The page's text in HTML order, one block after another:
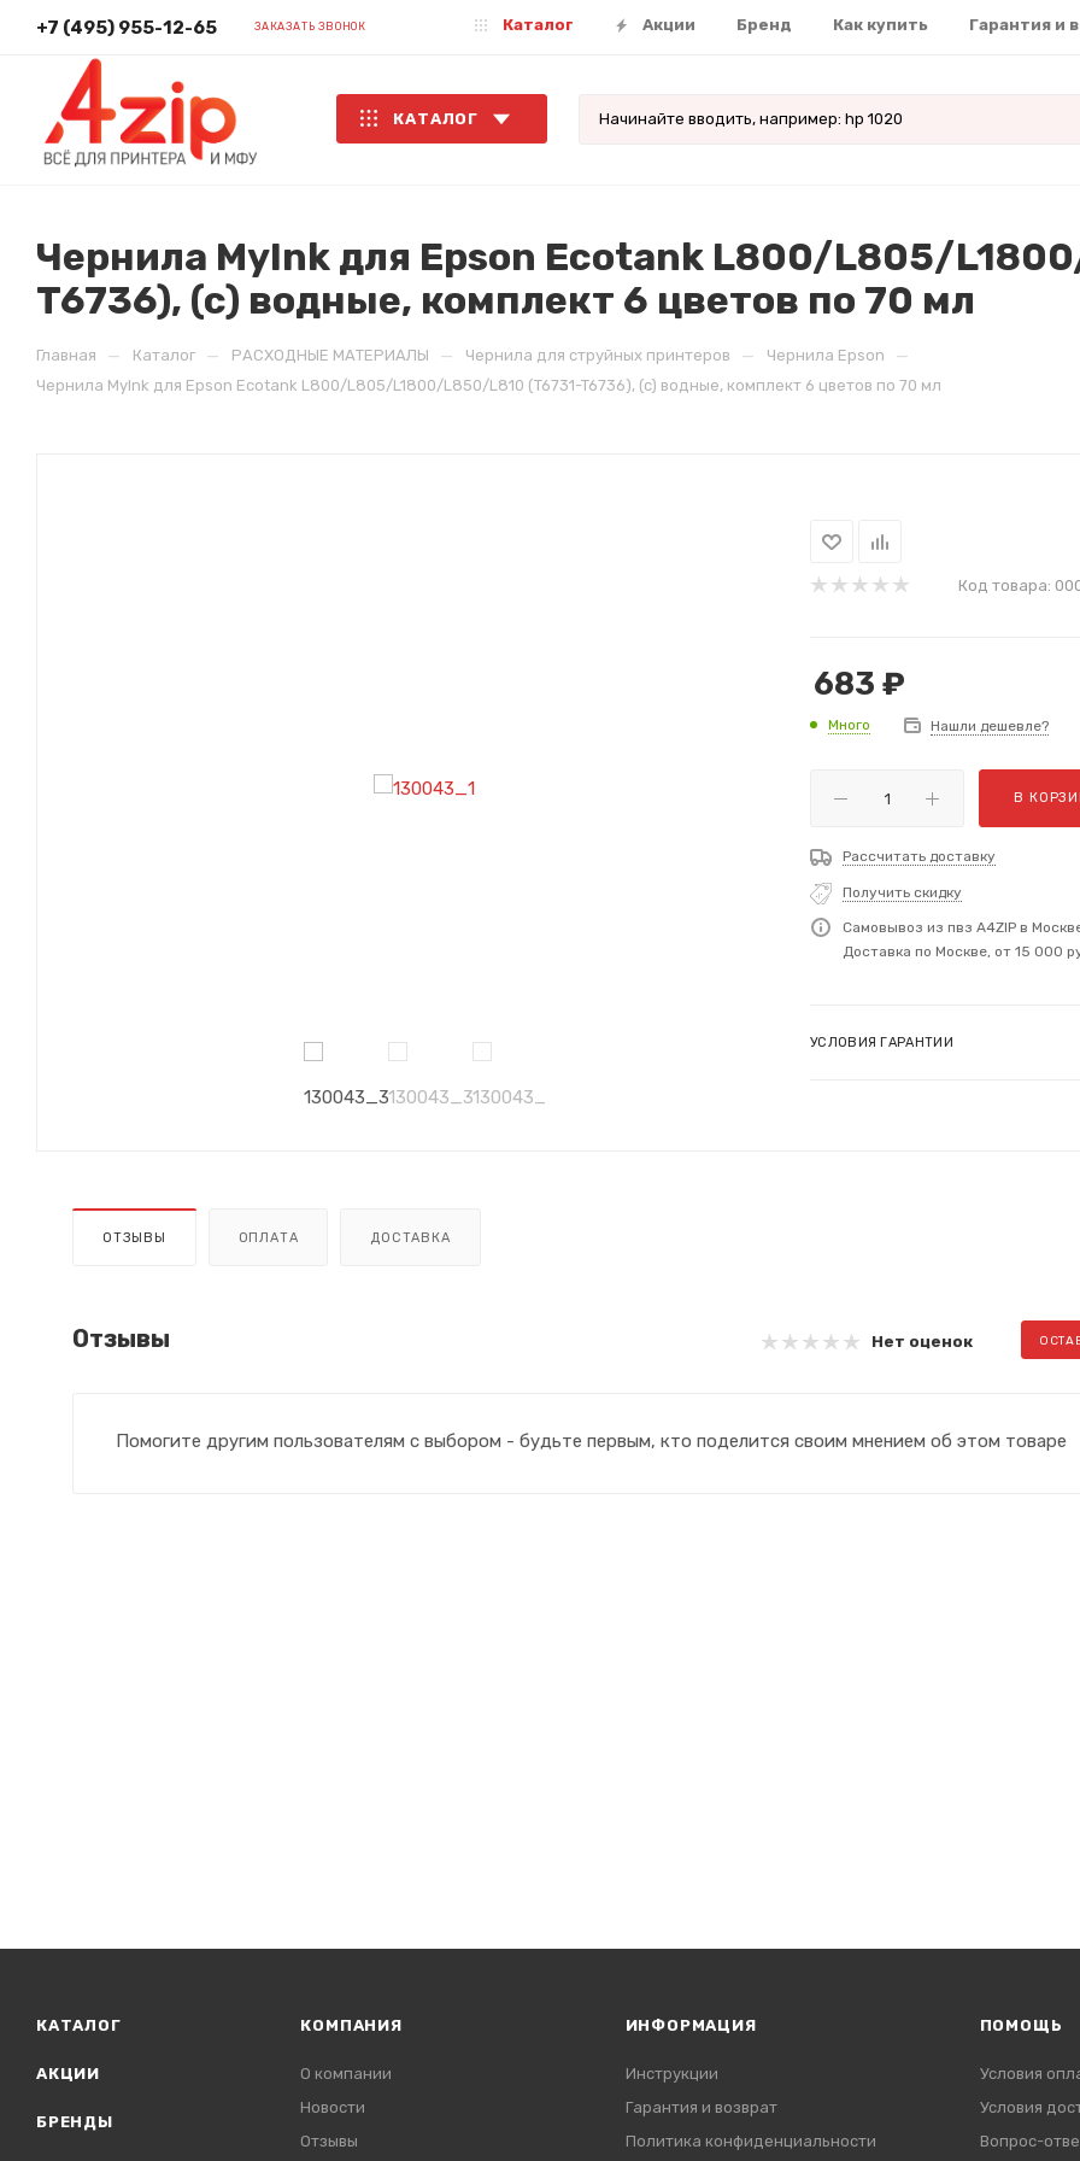
+7 (495) 955-12-65 ЗАКАЗАТЬ ЗВОНОК Каталог Акции Бренд Как купить Гарантия и
КАТАЛОГ
Чернила MyInk для Epson Ecotank L800/L805/
T6736), (c) водные, комплект 6 цветов по 70 мл
Главная — Каталог — РАСХОДНЫЕ МАТЕРИАЛЫ — Чернила для струйных принтеров — Чернила Epson —
Чернила MyInk для Epson Ecotank L800/L805/L1800/L850/L810 (T6731-T6736), (c) водные, комплект 6 цветов по 70 мл
Код товара:
683 ₽
Много Нашли дешевле?
В
Рассчитать доставку
Получить скидку
Самовывоз из пвз A4ZIP в
Доставка по Москве, от 15 000
УСЛОВИЯ ГАРАНТИИ
ОТЗЫВЫ ОПЛАТА ДОСТАВКА
Отзывы Нет оценок
Помогите другим пользователям с выбором - будьте первым, кто поделится своим мнением об этом товаре
КАТАЛОГ
АКЦИИ
БРЕНДЫ
КОМПАНИЯ
О компании
Новости
Отзывы
ИНФОРМАЦИЯ
Инструкции
Гарантия и возврат
Политика конфиденциальности
ПОМОЩЬ
Условия
Условия
Вопрос-